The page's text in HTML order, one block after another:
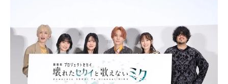
最新記事一覧
アニメ記事一覧 声優記事一覧
アニメ映画一覧 実写化映画一覧